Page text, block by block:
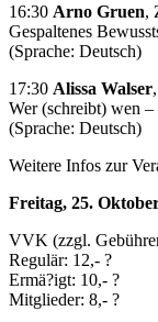
16:30 Arno Gruen,
Gespaltenes
(Sprache: Deutsch)
17:30 Alissa Walser
Wer (schreibt) wen
(Sprache: Deutsch)
Weitere Infos zur
Freitag, 25.
VVK (zzgl.
Regulär: 12,- ?
Ermä?igt: 10,- ?
Mitglieder: 8,- ?